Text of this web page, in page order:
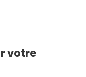
votre